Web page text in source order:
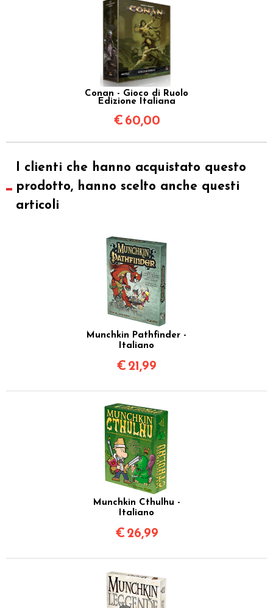
Conan - Gioco di Ruolo
Edizione Italiana
€ 60,00
I clienti che hanno acquistato questo
prodotto, hanno scelto anche questi
articoli
Munchkin Pathfinder -
Italiano
€ 21,99
Munchkin Cthulhu -
Italiano
€ 26,99